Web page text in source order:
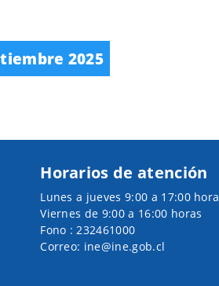
2025
Horarios de atención
Lunes a jueves 9:00 a 17:00
Viernes de 9:00 a 16:00 horas
Fono : 232461000
Correo: ine@ine.gob.cl